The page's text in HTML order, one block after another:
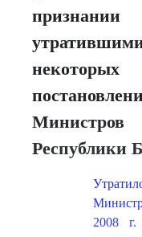
признании
некоторых
Министров
Республики
2008